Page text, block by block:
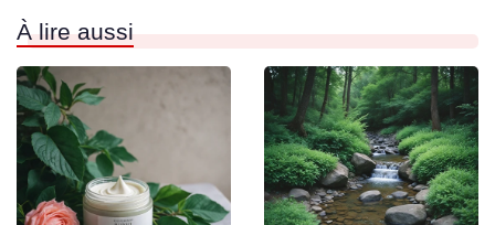
À lire aussi